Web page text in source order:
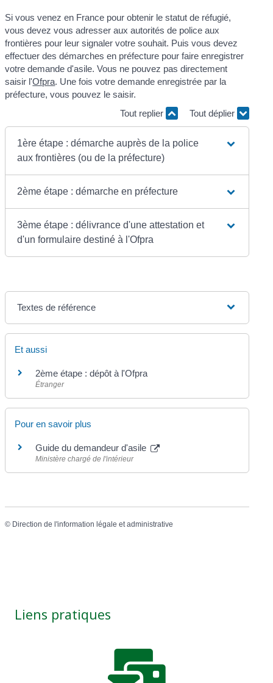
Si vous venez en France pour obtenir le statut de réfugié,
vous devez vous adresser aux autorités de police aux
frontières pour leur signaler votre souhait. Puis vous devez
effectuer des démarches en préfecture pour faire enregistrer
votre demande d'asile. Vous ne pouvez pas directement
saisir l'Ofpra. Une fois votre demande enregistrée par la
préfecture, vous pouvez le saisir.
Tout replier
Tout déplier
1ère étape : démarche auprès de la police
aux frontières (ou de la préfecture)
2ème étape : démarche en préfecture
3ème étape : délivrance d'une attestation et
d'un formulaire destiné à l'Ofpra
Textes de référence
Et aussi
2ème étape : dépôt à l'Ofpra
Étranger
Pour en savoir plus
Guide du demandeur d'asile
Ministère chargé de l'intérieur
© Direction de l'information légale et administrative
Liens pratiques